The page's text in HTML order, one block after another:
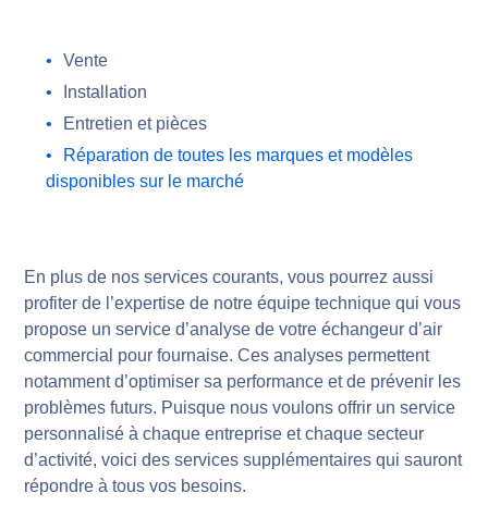
Vente
Installation
Entretien et pièces
Réparation de toutes les marques et modèles
disponibles sur le marché
En plus de nos services courants, vous pourrez aussi
profiter de l’expertise de notre équipe technique qui vous
propose un service d’analyse de votre échangeur d’air
commercial pour fournaise. Ces analyses permettent
notamment d’optimiser sa performance et de prévenir les
problèmes futurs. Puisque nous voulons offrir un service
personnalisé à chaque entreprise et chaque secteur
d’activité, voici des services supplémentaires qui sauront
répondre à tous vos besoins.